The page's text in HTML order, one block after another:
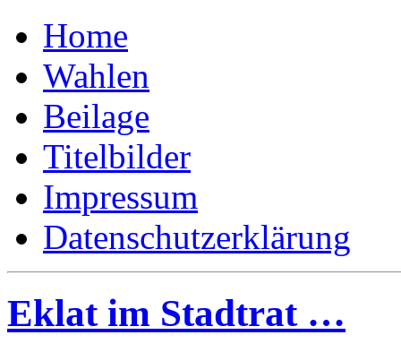
Home
Wahlen
Beilage
Titelbilder
Impressum
Datenschutzerklärung
Eklat im Stadtrat …